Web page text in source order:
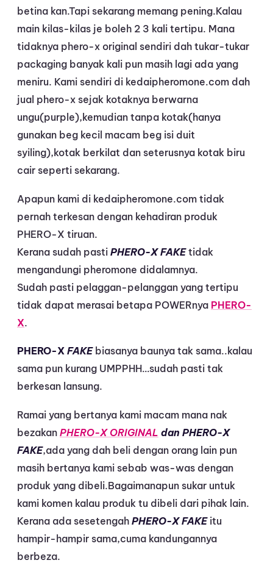
betina kan.Tapi sekarang memang pening.Kalau
main kilas-kilas je boleh 2 3 kali tertipu. Mana
tidaknya phero-x original sendiri dah tukar-tukar
packaging banyak kali pun masih lagi ada yang
meniru. Kami sendiri di kedaipheromone.com dah
jual phero-x sejak kotaknya berwarna
ungu(purple),kemudian tanpa kotak(hanya
gunakan beg kecil macam beg isi duit
syiling),kotak berkilat dan seterusnya kotak biru
cair seperti sekarang.
Apapun kami di kedaipheromone.com tidak
pernah terkesan dengan kehadiran produk
PHERO-X tiruan.
Kerana sudah pasti PHERO-X FAKEtidak
mengandungi pheromone didalamnya.
Sudah pasti pelaggan-pelanggan yang tertipu
tidak dapat merasai betapa POWERnya PHERO-
X.
PHERO-X FAKEbiasanya baunya tak sama..kalau
sama pun kurang UMPPHH…sudah pasti tak
berkesan lansung.
Ramai yang bertanya kami macam mana nak
bezakan PHERO-X ORIGINAL dan PHERO-X
FAKE,ada yang dah beli dengan orang lain pun
masih bertanya kami sebab was-was dengan
produk yang dibeli.Bagaimanapun sukar untuk
kami komen kalau produk tu dibeli dari pihak lain.
Kerana ada sesetengah PHERO-X FAKEitu
hampir-hampir sama,cuma kandungannya
berbeza.